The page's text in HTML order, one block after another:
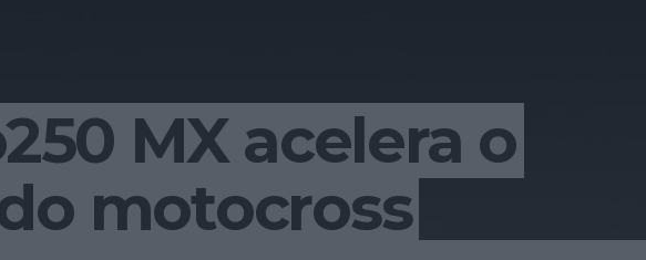
MX acelera o
motocross